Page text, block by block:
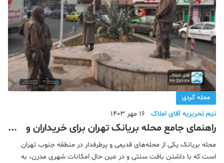
محله گردی
تیم تحریریه آقای املاک 16 مهر 1403
راهنمای جامع محله بریانک تهران برای خریداران و
مستاجران
محله بریانک یکی از محله‌های قدیمی و پرطرفدار در منطقه جنوب تهران
است که با داشتن بافت سنتی و در عین حال امکانات شهری مدرن، به